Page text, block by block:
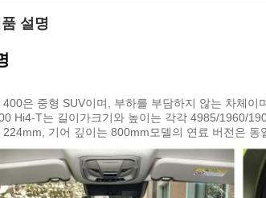
설명
400은 중형 SUV이며, 부하를 부담하지 않는 차체
Hi4-T는 길이가크기와 높이는 각각 4985/1960/
224mm, 기어 깊이는 800mm모델의 연료 버전은 동